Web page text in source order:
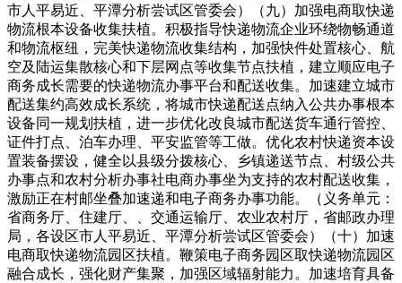
市人平易近、平潭分析尝试区管委会）（九）加强电商取快递
物流根本设备收集扶植。积极指导快递物流企业环绕物畅通道
和物流枢纽，完美快递物流收集结构，加强快件处置核心、航
空及陆运集散核心和下层网点等收集节点扶植，建立顺应电子
商务成长需要的快递物流办事平台和配送收集。加速建立城市
配送集约高效成长系统，将城市快递配送点纳入公共办事根本
设备同一规划扶植，进一步优化改良城市配送货车通行管控、
证件打点、泊车办理、平安监管等工做。优化农村快递资本设
置装备摆设，健全以县级分拨核心、乡镇递送节点、村级公共
办事点和农村分析办事社电商办事坐为支持的农村配送收集，
激励正在村邮坐叠加速递和电子商务办事功能。（义务单元：
省商务厅、住建厅、、交通运输厅、农业农村厅，省邮政办理
局，各设区市人平易近、平潭分析尝试区管委会）（十）加速
电商取快递物流园区扶植。鞭策电子商务园区取快递物流园区
融合成长，强化财产集聚，加强区域辐射能力。加速培育具备